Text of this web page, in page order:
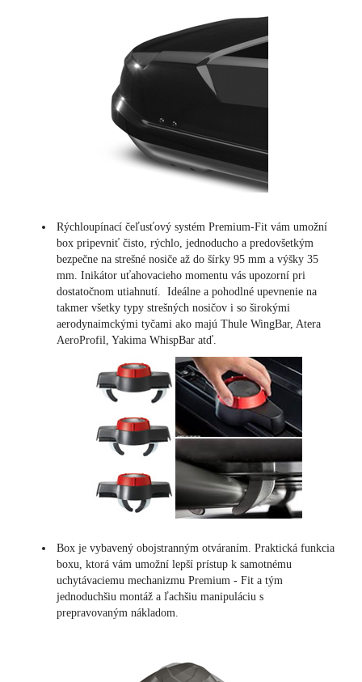
Rýchloupínací čeľusťový systém Premium-Fit vám umožní
box pripevniť čisto, rýchlo, jednoducho a predovšetkým
bezpečne na strešné nosiče až do šírky 95 mm a výšky 35
mm. Inikátor uťahovacieho momentu vás upozorní pri
dostatočnom utiahnutí. Ideálne a pohodlné upevnenie na
takmer všetky typy strešných nosičov i so širokými
aerodynaimckými tyčami ako majú Thule WingBar, Atera
AeroProfil, Yakima WhispBar atď.
Box je vybavený obojstranným otváraním. Praktická funkcia
boxu, ktorá vám umožní lepší prístup k samotnému
uchytávaciemu mechanizmu Premium - Fit a tým
jednoduchšiu montáž a ľachšiu manipuláciu s
prepravovaným nákladom.